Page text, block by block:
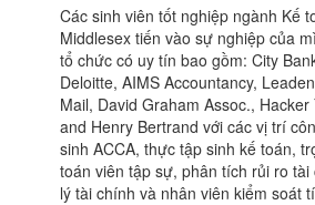
Các sinh viên tốt nghiệp ngành Kế
Middlesex tiến vào sự nghiệp của
tổ chức có uy tín bao gồm: City
Deloitte, AIMS Accountancy,
Mail, David Graham Assoc.,
and Henry Bertrand với các vị trí
sinh ACCA, thực tập sinh kế toán,
toán viên tập sự, phân tích rủi ro
lý tài chính và nhân viên kiểm soát